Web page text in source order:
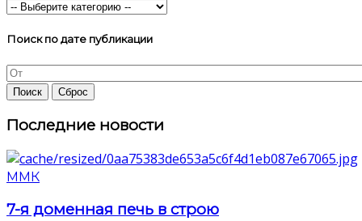
Поиск по дате публикации
Последние новости
ММК
7-я доменная печь в строю